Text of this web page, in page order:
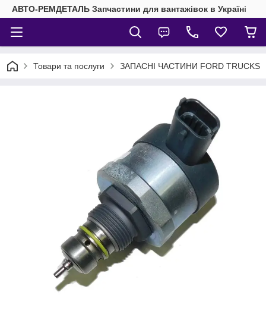
АВТО-РЕМДЕТАЛЬ Запчастини для вантажівок в Україні
Товари та послуги ЗАПАСНІ ЧАСТИНИ FORD TRUCKS